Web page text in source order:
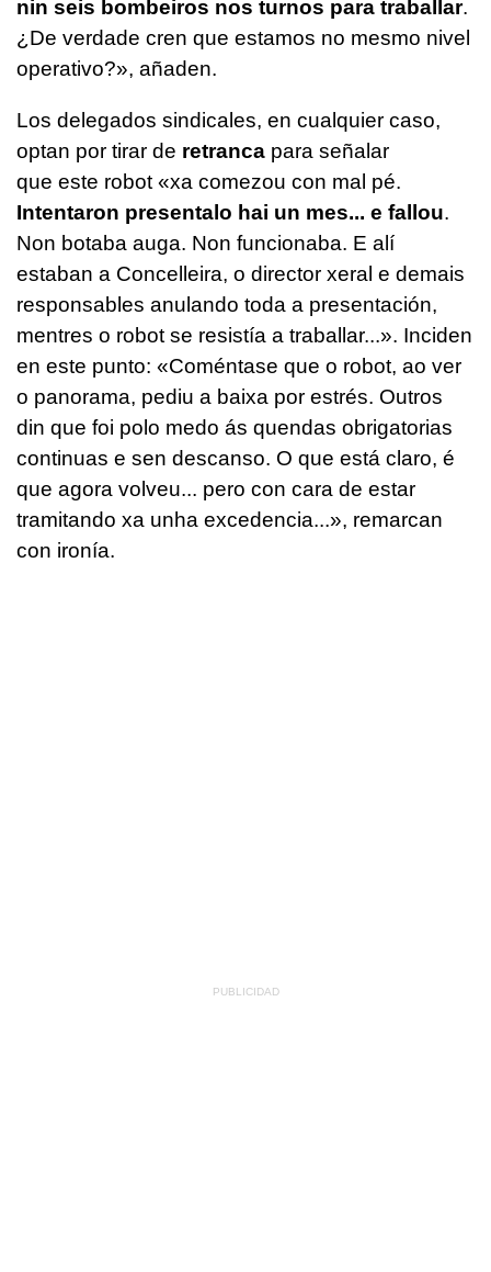
nin seis bombeiros nos turnos para traballar.
¿De verdade cren que estamos no mesmo nivel
operativo?», añaden.
Los delegados sindicales, en cualquier caso,
optan por tirar de retranca para señalar
que este robot «xa comezou con mal pé.
Intentaron presentalo hai un mes... e fallou.
Non botaba auga. Non funcionaba. E alí
estaban a Concelleira, o director xeral e demais
responsables anulando toda a presentación,
mentres o robot se resistía a traballar...». Inciden
en este punto: «Coméntase que o robot, ao ver
o panorama, pediu a baixa por estrés. Outros
din que foi polo medo ás quendas obrigatorias
continuas e sen descanso. O que está claro, é
que agora volveu... pero con cara de estar
tramitando xa unha excedencia...», remarcan
con ironía.